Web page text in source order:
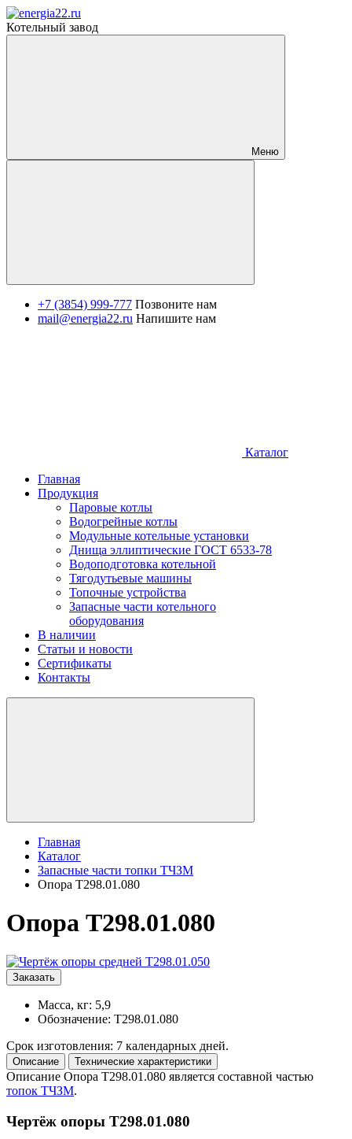
Котельный завод
Меню
+7 (3854) 999-777 Позвоните нам
mail@energia22.ru Напишите нам
Каталог
Главная
Продукция
Паровые котлы
Водогрейные котлы
Модульные котельные установки
Днища эллиптические ГОСТ 6533-78
Водоподготовка котельной
Тягодутьевые машины
Топочные устройства
Запасные части котельного
оборудования
В наличии
Статьи и новости
Сертификаты
Контакты
Главная
Каталог
Запасные части топки ТЧЗМ
Опора Т298.01.080
Опора Т298.01.080
Заказать
Масса, кг: 5,9
Обозначение: Т298.01.080
Срок изготовления: 7 календарных дней.
Описание Технические характеристики
Описание Опора Т298.01.080 является составной частью
топок ТЧЗМ.
Чертёж опоры Т298.01.080